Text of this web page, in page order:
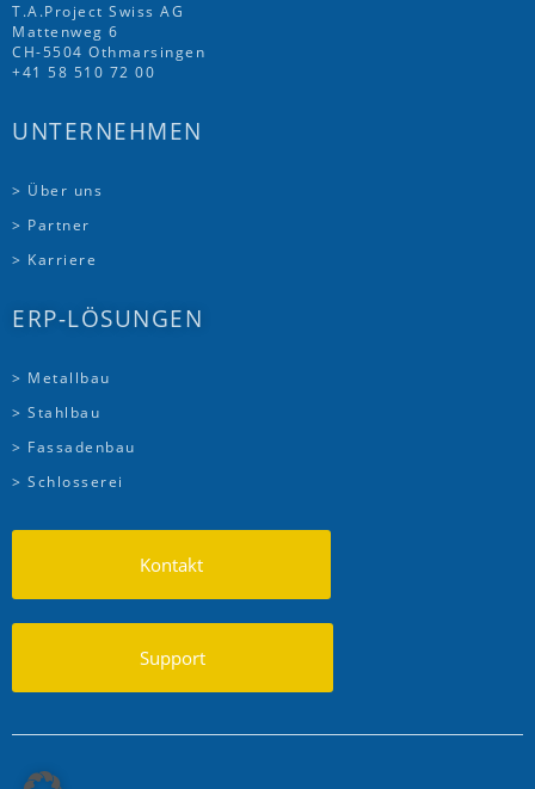
T.A.Project Swiss AG
Mattenweg 6
CH-5504 Othmarsingen
+41 58 510 72 00
UNTERNEHMEN
> Über uns
> Partner
> Karriere
ERP-LÖSUNGEN
> Metallbau
> Stahlbau
> Fassadenbau
> Schlosserei
Kontakt
Support